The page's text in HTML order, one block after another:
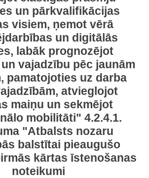
un pārkvalifikācijas
visiem, ņemot vērā
un digitālās
labāk prognozējot
vajadzību pēc jaunām
pamatojoties uz darba
atvieglojot
maiņu un sekmējot
mobilitāti" 4.2.4.1.
"Atbalsts nozaru
balstītai pieaugušo
kārtas īstenošanas
noteikumi